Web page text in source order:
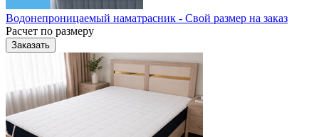
Водонепроницаемый наматрасник - Свой размер на заказ
Расчет по размеру
Заказать